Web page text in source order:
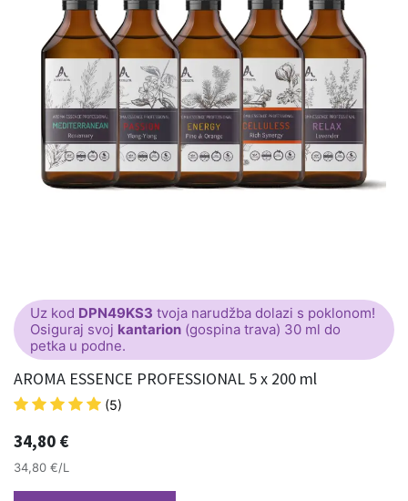
Uz kod DPN49KS3 tvoja narudžba dolazi s poklonom!
Osiguraj svoj kantarion (gospina trava) 30 ml do
petka u podne.
AROMA ESSENCE PROFESSIONAL 5 x 200 ml
(5)
34,80 €
34,80 €/L